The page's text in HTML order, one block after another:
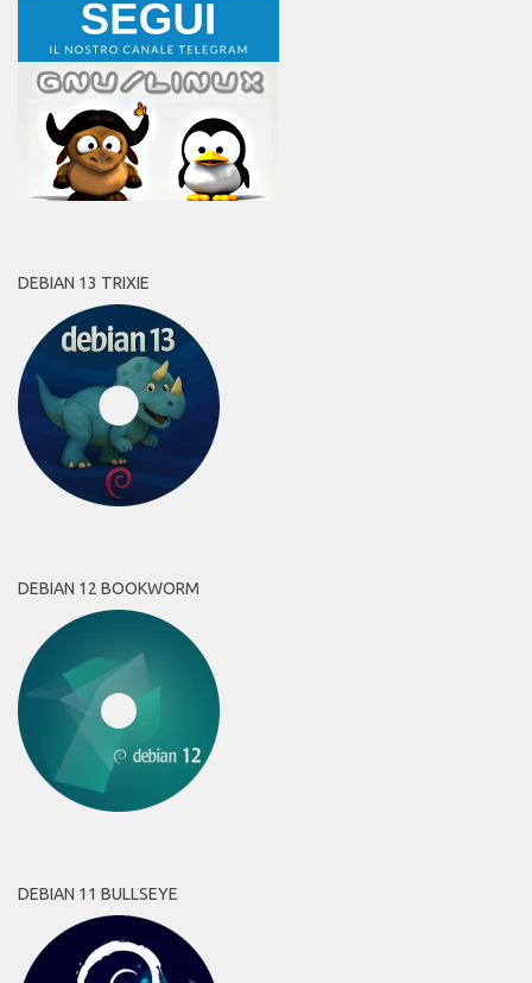
DEBIAN 13 TRIXIE
DEBIAN 12 BOOKWORM
DEBIAN 11 BULLSEYE